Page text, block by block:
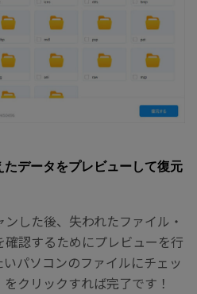
たデータをプレビューして復元
した後、失われたファイル・
認するためにプレビューを行
パソコンのファイルにチェッ
クリックすれば完了です！